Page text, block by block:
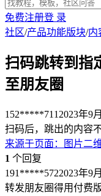
免费注册登 录
社区/产品功能版块/内
扫码跳转到指
至朋友圈
152*****711 2023年9
扫码后，跳出的内容
来源于页面 ：
图片二
1 个回复
191*****5722023年9
转发朋友圈得用付费